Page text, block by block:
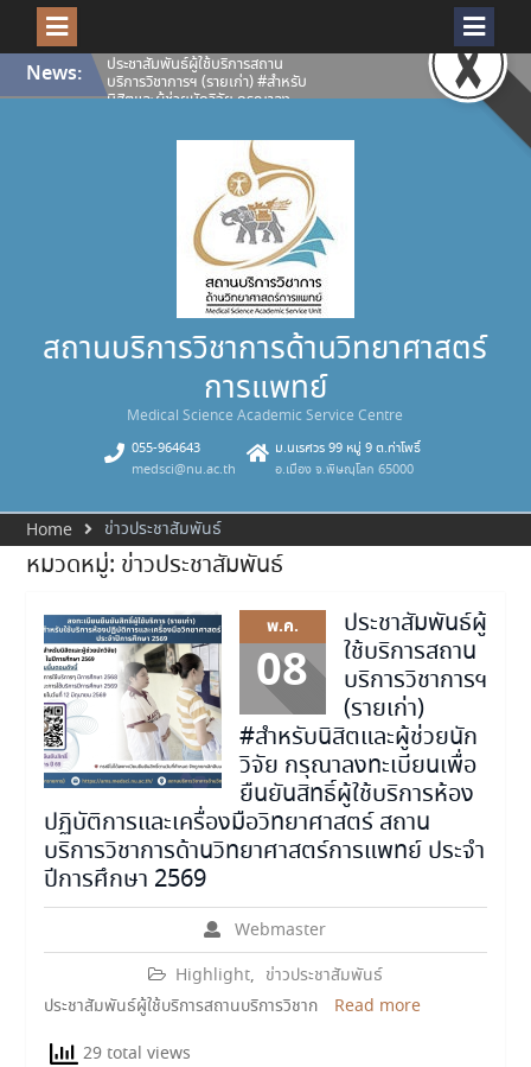
Skip
content
News:
การศึกษา 2569
เปิดโลกงานวิจัยให้คมชัดทุกมิติ
สถานบริการวิชาการด้าน
ชนิดแสงส่องกราดด้วยเลเซอร์
Confocal Microscope (ZEISS
LSM 900 with Airyscan 2)
คณะวิทยาศาสตร์การแพทย์
มหาวิทยาลัยนเรศวร ขอแสดงความ
ยินดีกับนางสุภาพรรณ เอกอุฬาร
พันธ์ รองผู้อำนวยการสถานบริการ
วิชาการด้านวิทยาศาสตร์การแพทย์
คณะวิทยาศาสตร์การแพทย์
มหาวิทยาลัยนเรศวรได้รับคัดเลือก
เป็น บุคลากรดีเด่น (สายสนับสนุน)
มหาวิทยาลัยนเรศวร ประจำปี 2569
สถานบริการวิชาการด้านวิทยาศาสตร์
การแพทย์
Medical Science Academic Service Centre
055-964643
medsci@nu.ac.th
ม.นเรศวร 99 หมู่ 9 ต.ท่าโพธิ์
อ.เมือง จ.พิษณุโลก 65000
Home ข่าวประชาสัมพันธ์
หมวดหมู่: ข่าวประชาสัมพันธ์
พ.ค.
08
ประชาสัมพันธ์ผู้
ใช้บริการสถาน
บริการวิชาการฯ
(รายเก่า)
#สำหรับนิสิตและผู้ช่วยนัก
วิจัย กรุณาลงทะเบียนเพื่อ
ยืนยันสิทธิ์ผู้ใช้บริการห้อง
ปฏิบัติการและเครื่องมือวิทยาศาสตร์ สถาน
บริการวิชาการด้านวิทยาศาสตร์การแพทย์ ประจำ
ปีการศึกษา 2569
Webmaster
Highlight, ข่าวประชาสัมพันธ์
ประชาสัมพันธ์ผู้ใช้บริการสถานบริการวิชาก
Read more
29 total views